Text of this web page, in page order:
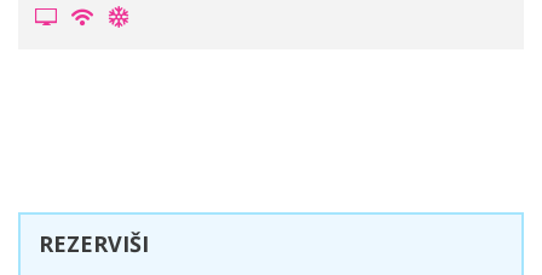
REZERVIŠI